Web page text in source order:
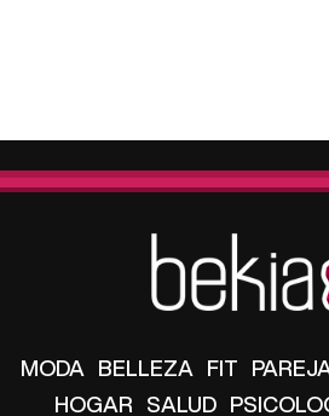
MODA BELLEZA FIT
HOGAR SALUD